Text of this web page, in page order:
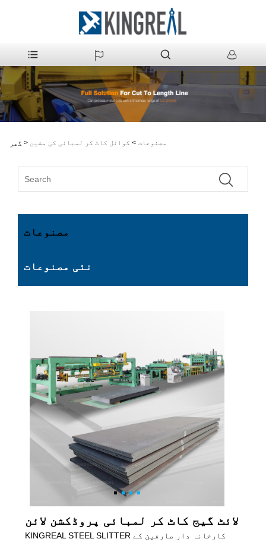
گھر > مصنوعات > کوائل کاٹ کر لمبائی کی مشین
مصنوعات
نئی مصنوعات
لائٹ گیج کاٹ کر لمبائی پروڈکشن لائن
KINGREAL STEEL SLITTER کارخانہ دار صارفین کے